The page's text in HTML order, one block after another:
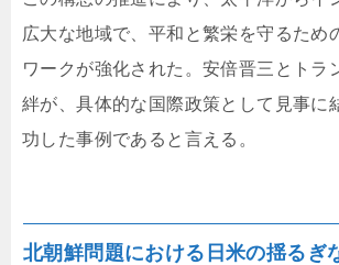
広大な地域で、平和と繁栄を守るため
ワークが強化された。安倍晋三とトラ
絆が、具体的な国際政策として見事に
功した事例であると言える。
北朝鮮問題における日米の揺るぎ